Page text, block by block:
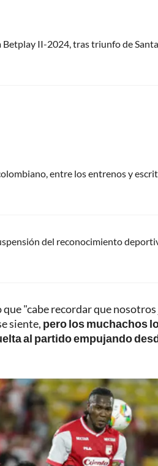
Betplay II-2024, tras triunfo de
entre los entrenos y
del reconocimiento
"cabe recordar que
siente, pero los muchachos
al partido empujando